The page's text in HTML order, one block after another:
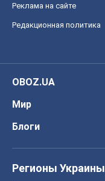
Реклама на сайте
Редакционная политика
OBOZ.UA
Мир
Блоги
Регионы Украины